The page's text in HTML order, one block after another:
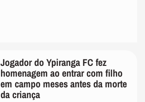
Jogador do Ypiranga FC fez
homenagem ao entrar com filho
em campo meses antes da morte
da criança